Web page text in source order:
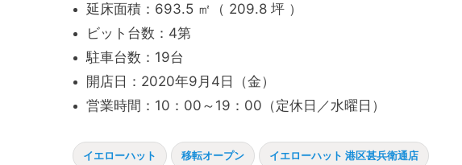
延床面積：693.5 ㎡（ 209.8 坪 ）
ビット台数：4第
駐車台数：19台
開店日：2020年9月4日（金）
営業時間：10：00～19：00（定休日／水曜日）
イエローハット 移転オープン イエローハット 港区甚兵衛通店